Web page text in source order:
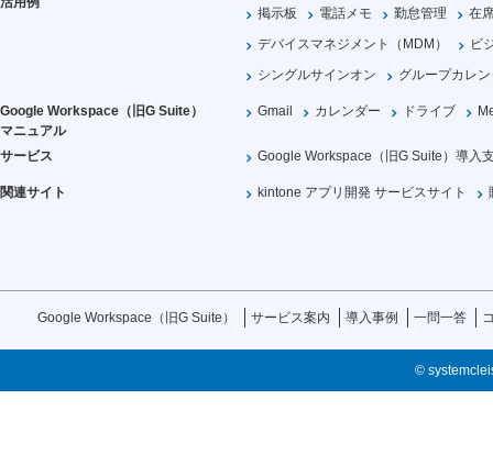
掲示板 電話メモ 勤怠管理
在
デバイスマネジメント（MDM）
ビ
シングルサインオン
グループカレ
Google Workspace（旧G Suite）
マニュアル
Gmail カレンダー ドライブ
サービス Google Workspace（旧G Suite）導入
関連サイト kintone アプリ開発 サービスサイト
Google Workspace（旧G Suite） サービス案内 導入事例 一問一答
©